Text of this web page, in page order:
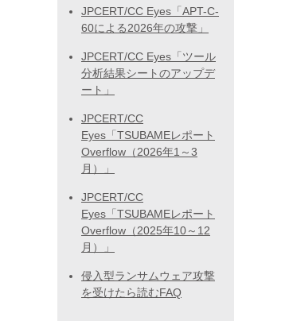
JPCERT/CC Eyes「APT-C-
60による2026年の攻撃」
JPCERT/CC Eyes「ツール
分析結果シートのアップデ
ート」
JPCERT/CC
Eyes「TSUBAMEレポート
Overflow（2026年1～3
月）」
JPCERT/CC
Eyes「TSUBAMEレポート
Overflow（2025年10～12
月）」
侵入型ランサムウェア攻撃
を受けたら読むFAQ